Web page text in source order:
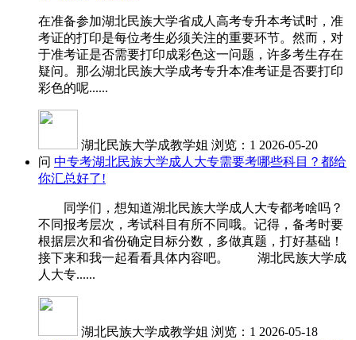
在准备参加湖北民族大学省成人高考专升本考试时，准
考证的打印是每位考生必须关注的重要环节。然而，对
于准考证是否需要打印成彩色这一问题，许多考生存在
疑问。那么湖北民族大学成考专升本准考证是否要打印
彩色的呢......
湖北民族大学成教学姐 浏览：1 2026-05-20
问 中专考湖北民族大学成人大专需要考哪些科目？都给
你汇总好了!
同学们，想知道湖北民族大学成人大专都考啥吗？
不同报考层次，考试科目有所不同哦。记得，备考时要
根据层次和省份确定目标分数，多做真题，打好基础！
接下来和我一起看看具体内容吧。 湖北民族大学成
人大专......
湖北民族大学成教学姐 浏览：1 2026-05-18